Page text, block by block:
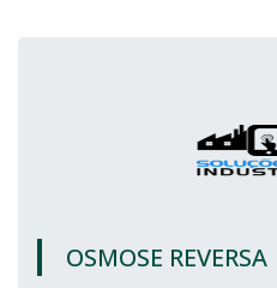
OSMOSE REVERSA